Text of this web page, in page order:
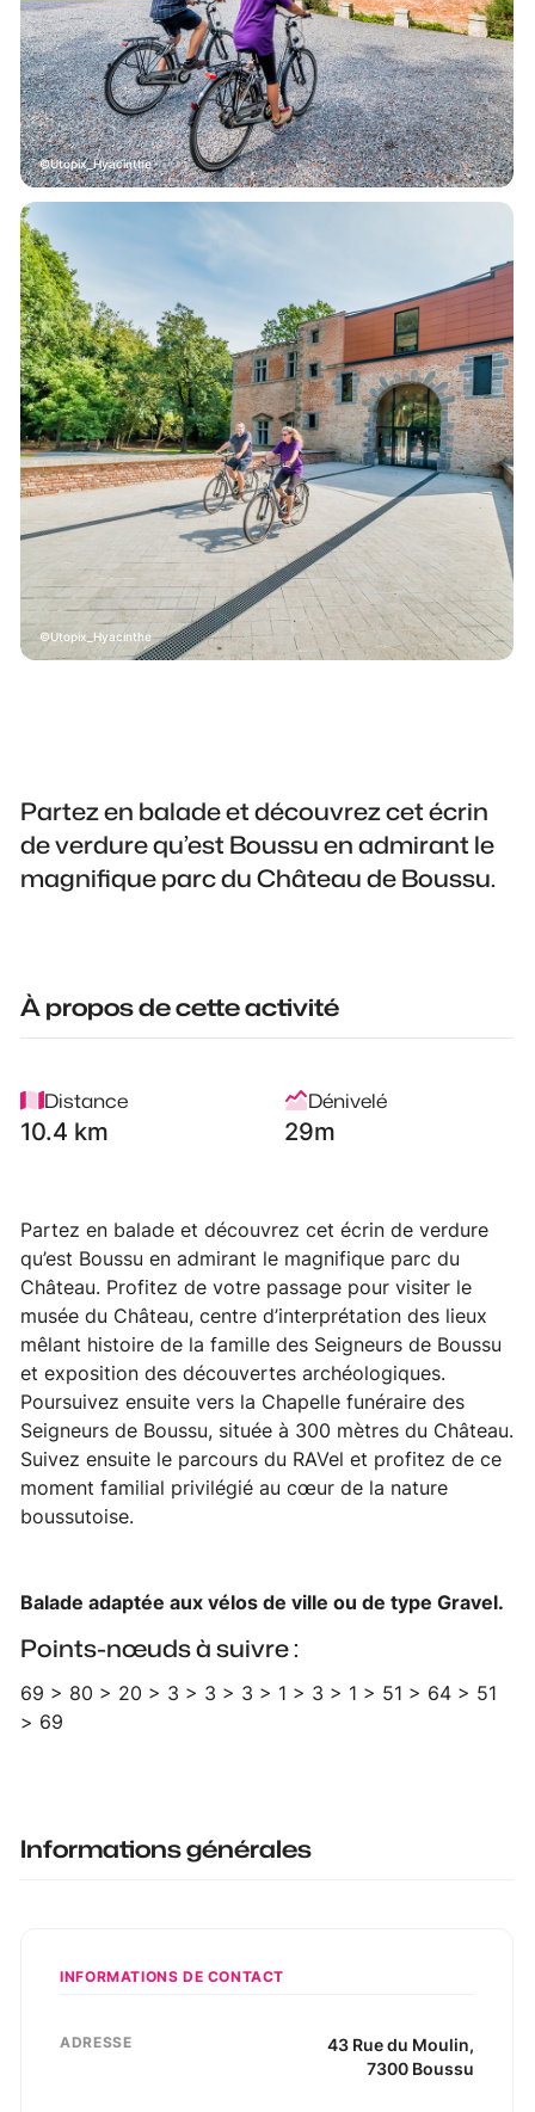
Utopix_Hyacinthe
Utopix_Hyacinthe
Partez en balade et découvrez cet écrin
de verdure qu’est Boussu en admirant le
magnifique parc du Château de Boussu.
À propos de cette activité
Distance
10.4 km
Dénivelé
29m
Partez en balade et découvrez cet écrin de verdure
qu’est Boussu en admirant le magnifique parc du
Château. Profitez de votre passage pour visiter le
musée du Château, centre d’interprétation des lieux
mêlant histoire de la famille des Seigneurs de Boussu
et exposition des découvertes archéologiques.
Poursuivez ensuite vers la Chapelle funéraire des
Seigneurs de Boussu, située à 300 mètres du Château.
Suivez ensuite le parcours du RAVel et profitez de ce
moment familial privilégié au cœur de la nature
boussutoise.
Balade adaptée aux vélos de ville ou de type Gravel.
Points-nœuds à suivre :
69 > 80 > 20 > 3 > 3 > 3 > 1 > 3 > 1 > 51 > 64 > 51
> 69
Informations générales
INFORMATIONS DE CONTACT
ADRESSE 43 Rue du Moulin,
7300 Boussu